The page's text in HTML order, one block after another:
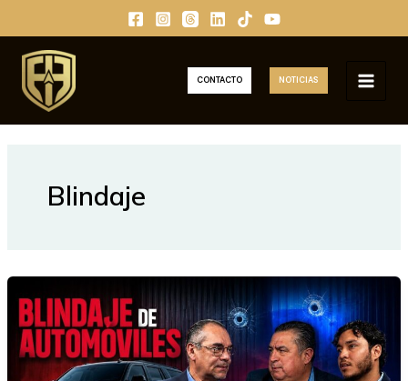
contenido
CONTACTO NOTICIAS
MAIN
Blindaje